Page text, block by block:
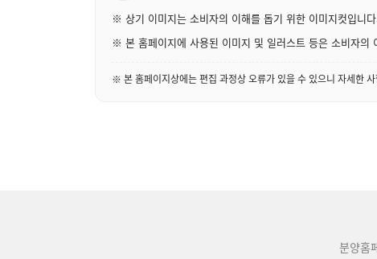
※ 상기 이미지는 소비자의 이해를 돕기 위한 이미지컷입니
※ 본 홈페이지에 사용된 이미지 및 일러스트 등은 소비자의
※ 본 홈페이지상에는 편집 과정상 오류가 있을 수 있으니 자세한
분양홈